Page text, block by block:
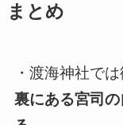
まとめ
・渡海神社で
裏にある宮司